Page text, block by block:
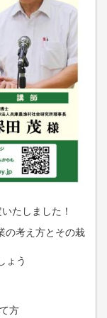
たしました！
の考え方とその栽
ょう
方